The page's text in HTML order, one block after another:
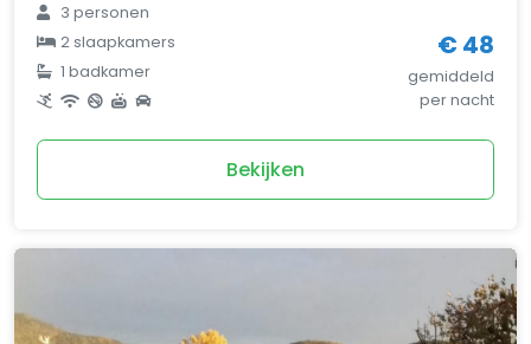
3 personen
2 slaapkamers
1 badkamer
€ 48
gemiddeld
per nacht
Bekijken